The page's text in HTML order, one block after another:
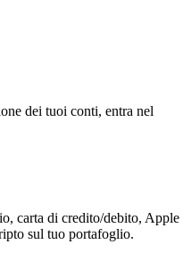
dei tuoi conti, entra nel
carta di credito/debito, Apple
sul tuo portafoglio.